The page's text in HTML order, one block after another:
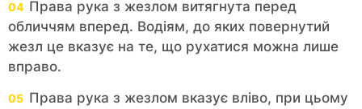
Права рука з жезлом витягнута перед
обличчям вперед. Водіям, до яких повернутий
жезл це вказує на те, що рухатися можна лише
вправо.
Права рука з жезлом вказує вліво, при цьому